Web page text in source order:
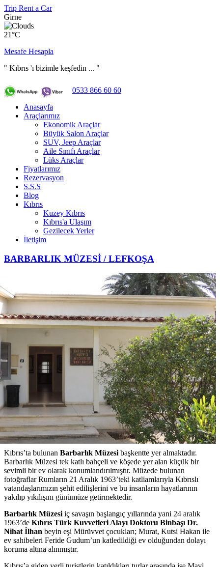
Trip Rent a Car
Girne
21°C
Mesafe Hesapla
" Kıbrıs 'ı bizimle keşfedin ... "
0533 866 60 60
Anasayfa
Araçlarımız
Ekonomik Araçlar
Büyük Salon Araçlar
SUV, Jeep Araçlar
Aile Sınıfı Araçlar
Lüks Araçlar
Fiyatlarımız
Rezervasyon
S.S.S
Blog
Kıbrıs
Kuzey Kıbrıs
Kıbrıs'a Ulaşım
Gezilecek Yerler
İletişim
BARBARLIK MÜZESİ / LEFKOŞA
Kıbrıs’ta bulunan Barbarlık Müzesibaşkentte yer almaktadır.
Barbarlık Müzesi tek katlı bahçeli ve köşede yer alan küçük bir
sevimli bir ev olarak konumlandırılmıştır. Müzede bulunan
fotoğraflar Rumların 21 Aralık 1963’teki katliamlarıyla Kıbrıslı
vatandaşlarımızın şehit edilişlerini ve bu insanların hayatlarının
yakılıp yıkılışını günümüze getirmektedir.
Barbarlık Müzesiiç savaşın başlangıç yıllarında yani 24 aralık
1963’de Kıbrıs Türk Kuvvetleri Alayı Doktoru Binbaşı Dr.
Nihat İlhan beyin eşi Mürüvvet çocukları; Murat, Kutsi Hakan ile
ev sahibeleri Feride Gudum’un katledildiği ev olduğundan dolayı
koruma altına alınmıştır.